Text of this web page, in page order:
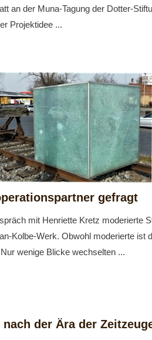
an der Muna-Tagung der Dotter-
Projektidee ...
gefragt
mit Henriette Kretz moderierte
Kolbe-Werk. Obwohl moderierte ist
wenige Blicke wechselten ...
nach der Ära der